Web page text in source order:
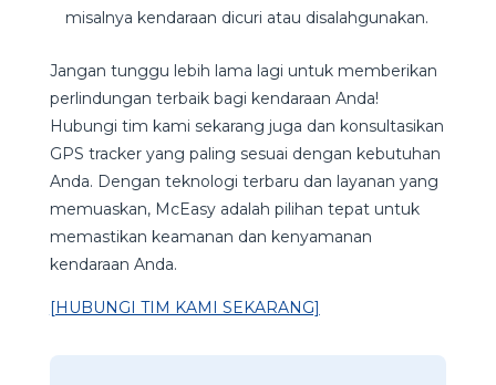
misalnya kendaraan dicuri atau disalahgunakan.
Jangan tunggu lebih lama lagi untuk memberikan
perlindungan terbaik bagi kendaraan Anda!
Hubungi tim kami sekarang juga dan konsultasikan
GPS tracker yang paling sesuai dengan kebutuhan
Anda. Dengan teknologi terbaru dan layanan yang
memuaskan, McEasy adalah pilihan tepat untuk
memastikan keamanan dan kenyamanan
kendaraan Anda.
[HUBUNGI TIM KAMI SEKARANG]